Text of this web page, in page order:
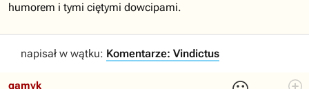
humorem i tymi ciętymi dowcipami.
napisał w wątku: Komentarze: Vindictus
qamyk